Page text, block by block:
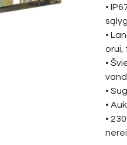
•
•
orui,
•
•
•
•